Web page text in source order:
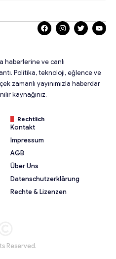
haberlerine ve canlı
Politika, teknoloji, eğlence ve
zamanlı yayınımızla haberdar
kaynağınız.
Rechtlich
Kontakt
Impressum
AGB
Über Uns
Datenschutzerklärung
Rechte & Lizenzen
Reserved.